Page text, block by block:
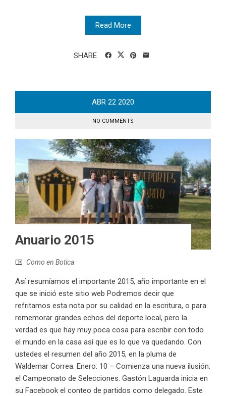
Read More
SHARE
ABR 22 2020
NO COMMENTS
Anuario 2015
Como en Botica
Así resumíamos el importante 2015, año importante en el
que se inició este sitio web Podremos decir que
refritamos esta nota por su calidad en la escritura, o para
rememorar grandes echos del deporte local, pero la
verdad es que hay muy poca cosa para escribir con todo
el mundo en la casa así que es lo que va quedando. Con
ustedes el resumen del año 2015, en la pluma de
Waldemar Correa. Enero: 10 – Comienza una nueva ilusión:
el Campeonato de Selecciones. Gastón Laguarda inicia en
su Facebook el conteo de partidos como delegado. Este